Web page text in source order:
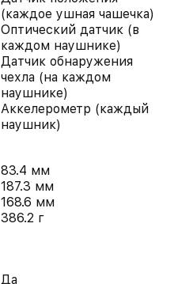
(каждое ушная чашечка)
Оптический датчик (в
каждом наушнике)
Датчик обнаружения
чехла (на каждом
наушнике)
Аккелерометр (каждый
наушник)
83.4 мм
187.3 мм
168.6 мм
386.2 г
Да